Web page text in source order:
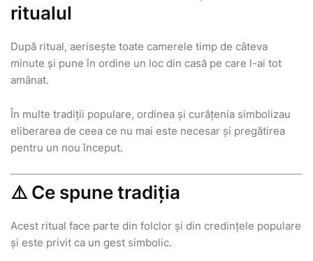
ritualul
După ritual, aerisește toate camerele timp de câteva
minute și pune în ordine un loc din casă pe care l-ai tot
amânat.
În multe tradiții populare, ordinea și curățenia simbolizau
eliberarea de ceea ce nu mai este necesar și pregătirea
pentru un nou început.
⚠️ Ce spune tradiția
Acest ritual face parte din folclor și din credințele populare
și este privit ca un gest simbolic.